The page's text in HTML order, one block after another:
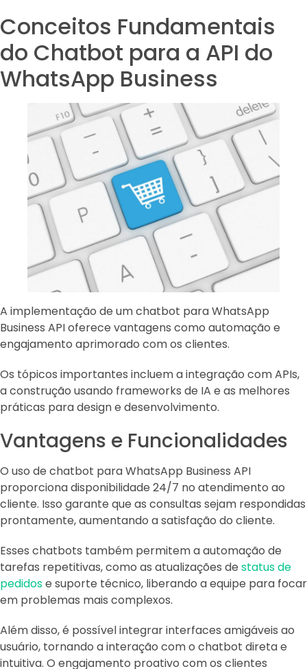
Conceitos Fundamentais
do Chatbot para a API do
WhatsApp Business
A implementação de um chatbot para WhatsApp
Business API oferece vantagens como automação e
engajamento aprimorado com os clientes.
Os tópicos importantes incluem a integração com APIs,
a construção usando frameworks de IA e as melhores
práticas para design e desenvolvimento.
Vantagens e Funcionalidades
O uso de chatbot para WhatsApp Business API
proporciona disponibilidade 24/7 no atendimento ao
cliente. Isso garante que as consultas sejam respondidas
prontamente, aumentando a satisfação do cliente.
Esses chatbots também permitem a automação de
tarefas repetitivas, como as atualizações de status de
pedidose suporte técnico, liberando a equipe para focar
em problemas mais complexos.
Além disso, é possível integrar interfaces amigáveis ao
usuário, tornando a interação com o chatbot direta e
intuitiva. O engajamento proativo com os clientes